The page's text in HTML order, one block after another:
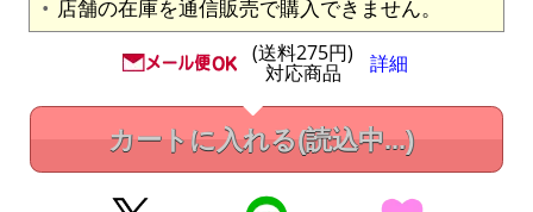
店舗の在庫を通信販売で購入できません。
(送料275円)
対応商品 詳細
カートに入れる(読込中...)